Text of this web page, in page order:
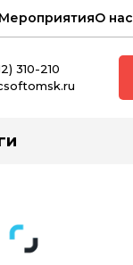
О нас
310-210